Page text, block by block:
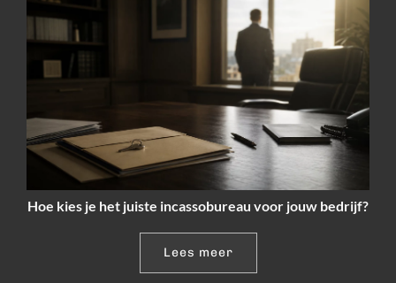
Hoe kies je het juiste incassobureau voor jouw bedrijf?
Lees meer